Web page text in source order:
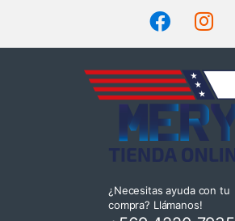
¿Necesitas ayuda con tu
compra? Llámanos!